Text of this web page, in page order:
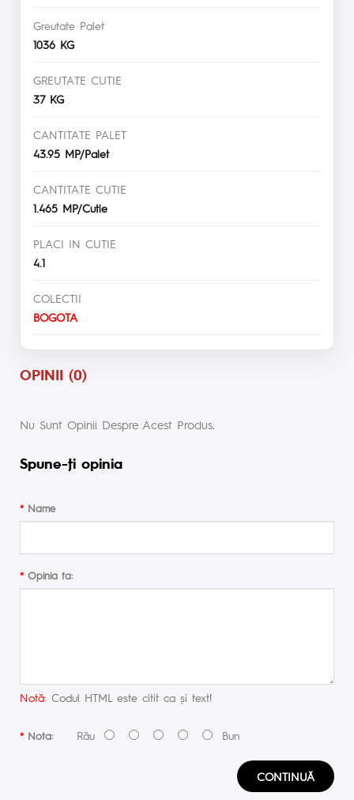
Greutate Palet
1036 KG
GREUTATE CUTIE
37 KG
CANTITATE PALET
43.95 MP/Palet
CANTITATE CUTIE
1.465 MP/Cutie
PLACI IN CUTIE
4.1
COLECTII
BOGOTA
OPINII (0)
Nu Sunt Opinii Despre Acest Produs.
Spune-ţi opinia
Name
Opinia ta:
Notă: Codul HTML este citit ca şi text!
Nota:Rău Bun
CONTINUĂ